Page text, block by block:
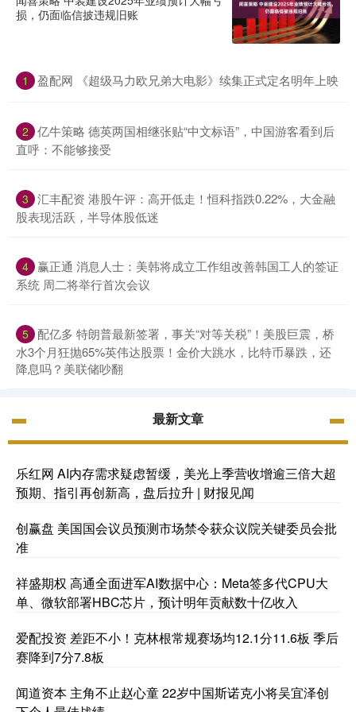
损，仍面临信披违规旧账
1 盈配网 《超级马力欧兄弟大电影》续集正式定名明年上映
2 亿牛策略 德英两国相继张贴“中文标语”，中国游客看到后
直呼：不能够接受
3 汇丰配资 港股午评：高开低走！恒科指跌0.22%，大金融
股表现活跃，半导体股低迷
4 赢正通 消息人士：美韩将成立工作组改善韩国工人的签证
系统 周二将举行首次会议
5 配亿多 特朗普最新签署，事关“对等关税”！美股巨震，桥
水3个月狂抛65%英伟达股票！金价大跳水，比特币暴跌，还
降息吗？美联储吵翻
最新文章
乐红网 AI内存需求疑虑暂缓，美光上季营收增逾三倍大超
预期、指引再创新高，盘后拉升 | 财报见闻
创赢盘 美国国会议员预测市场禁令获众议院关键委员会批
准
祥盛期权 高通全面进军AI数据中心：Meta签多代CPU大
单、微软部署HBC芯片，预计明年贡献数十亿收入
爱配投资 差距不小！克林根常规赛场均12.1分11.6板 季后
赛降到7分7.8板
闻道资本 主角不止赵心童 22岁中国斯诺克小将吴宜泽创